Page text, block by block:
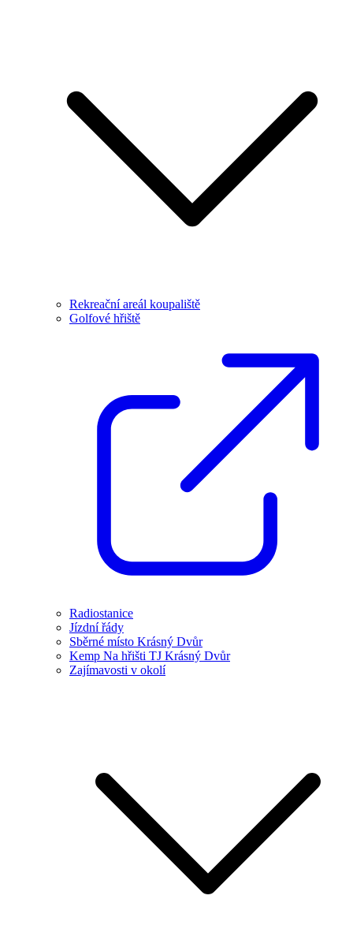
Rekreační areál koupaliště
Golfové hřiště
Radiostanice
Jízdní řády
Sběrné místo Krásný Dvůr
Kemp Na hřišti TJ Krásný Dvůr
Zajímavosti v okolí